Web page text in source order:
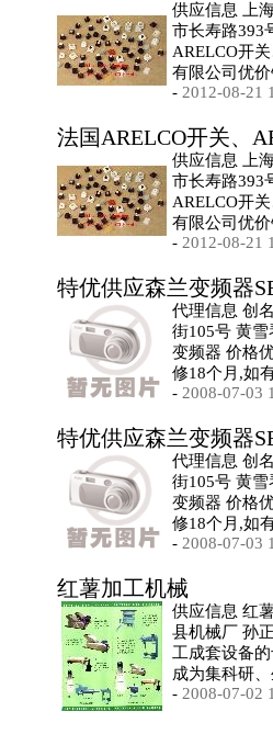
供应信息 上
市长寿路393
ARELCO开
有限公司优
- 2012-08-21
法国ARELCO开关、
供应信息 上
市长寿路393
ARELCO开
有限公司优
- 2012-08-21
特优供应森兰变频器
代理信息 创
街105号 黄雪
变频器 价格
修18个月,如
- 2008-07-03
特优供应森兰变频器
代理信息 创
街105号 黄雪
变频器 价格
修18个月,如
- 2008-07-03
红薯加工机械
供应信息 红
县机械厂 孙
工成套设备
成为集科研
- 2008-07-02